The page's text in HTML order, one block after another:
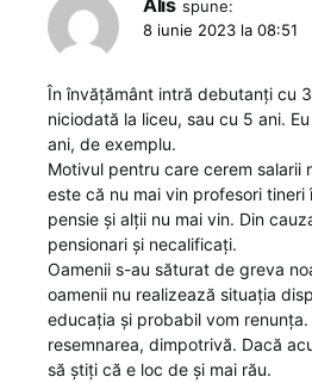
Alis spune:
8 iunie 2023 la 08:51
În învățământ intră debutanți cu
niciodată la liceu, sau cu 5 ani.
ani, de exemplu.
Motivul pentru care cerem salarii
este că nu mai vin profesori tineri
pensie și alții nu mai vin. Din
pensionari și necalificați.
Oamenii s-au săturat de greva
oamenii nu realizează situația
educația și probabil vom
resemnarea, dimpotrivă. Dacă
să știți că e loc de și mai rău.